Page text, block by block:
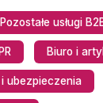
Pozostałe usługi
Biuro i
ubezpieczenia